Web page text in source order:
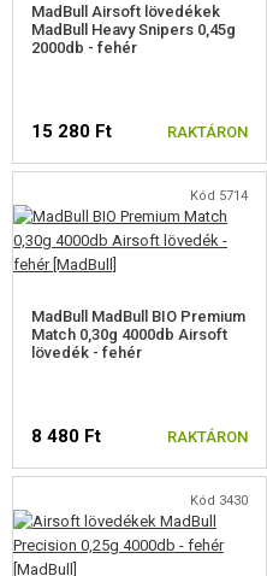
MadBull Airsoft lövedékek
MadBull Heavy Snipers 0,45g
2000db - fehér
15 280 Ft RAKTÁRON
Kód 5714
MadBull MadBull BIO Premium
Match 0,30g 4000db Airsoft
lövedék - fehér
8 480 Ft RAKTÁRON
Kód 3430